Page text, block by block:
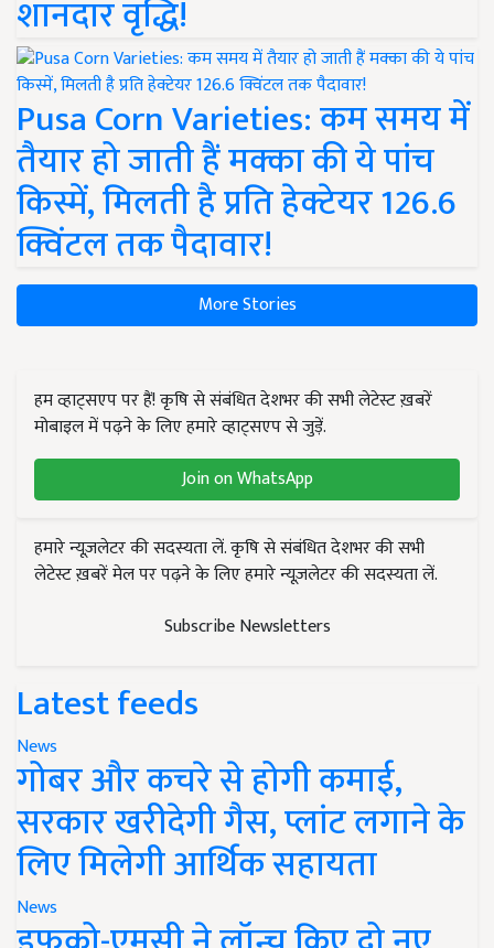
शानदार वृद्धि!
Pusa Corn Varieties: कम समय में
तैयार हो जाती हैं मक्का की ये पांच
किस्में, मिलती है प्रति हेक्टेयर 126.6
क्विंटल तक पैदावार!
More Stories
हम व्हाट्सएप पर हैं! कृषि से संबंधित देशभर की सभी लेटेस्ट ख़बरें
मोबाइल में पढ़ने के लिए हमारे व्हाट्सएप से जुड़ें.
Join on WhatsApp
हमारे न्यूज़लेटर की सदस्यता लें. कृषि से संबंधित देशभर की सभी
लेटेस्ट ख़बरें मेल पर पढ़ने के लिए हमारे न्यूज़लेटर की सदस्यता लें.
Subscribe Newsletters
Latest feeds
News
गोबर और कचरे से होगी कमाई,
सरकार खरीदेगी गैस, प्लांट लगाने के
लिए मिलेगी आर्थिक सहायता
News